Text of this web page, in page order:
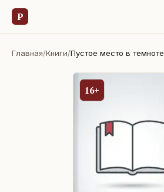
Р
Главная/Книги/Пустое место в темноте
16+